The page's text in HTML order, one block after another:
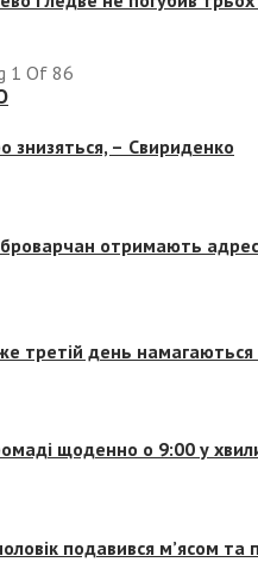
1 Of 86
знизяться, – Свириденко
отримають
третій день намагаються
щоденно о 9:00 у
подавився м’ясом та